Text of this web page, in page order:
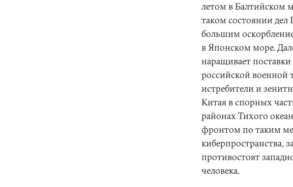
летом в Балтийском
таком состоянии
большим
в Японском море.
наращивает
российской военной
истребители и
Китая в спорных
районах Тихого
фронтом по таким
киберпространства,
противостоят
человека.